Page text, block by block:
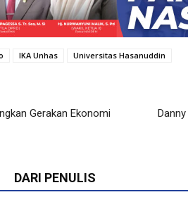
IKA Unhas Universitas Hasanuddin
Gerakan Ekonomi
DARI PENULIS